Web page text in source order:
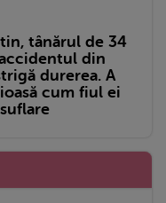
tânărul de 34
din
durerea. A
cum fiul ei